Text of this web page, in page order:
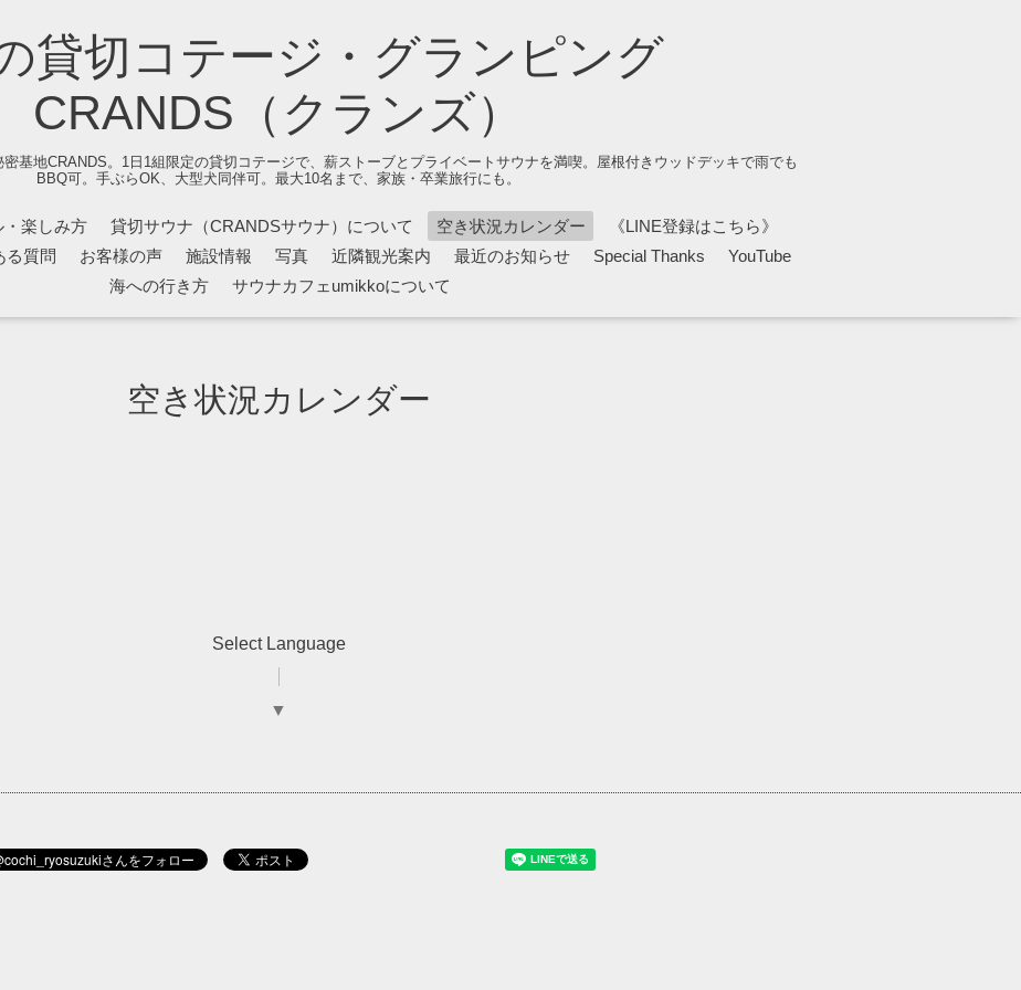
貸切コテージ・グランピング
CRANDS（クランズ）
基地CRANDS。1日1組限定の貸切コテージで、薪ストーブとプライベートサウナを満喫。屋根付きウッドデッキで雨でも
BBQ可。手ぶらOK、大型犬同伴可。最大10名まで、家族・卒業旅行にも。
楽しみ方 貸切サウナ（CRANDSサウナ）について 空き状況カレンダー
《LINE登録はこちら》
る質問 お客様の声 施設情報 写真 近隣観光案内 最近のお知らせ Special Thanks
YouTube
海への行き方
サウナカフェumikkoについて
空き状況カレンダー
Select Language
▼